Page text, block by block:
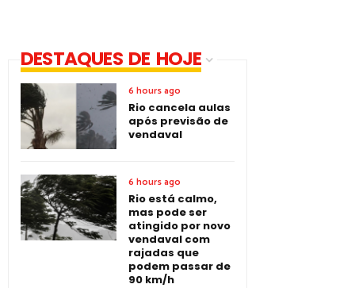
DESTAQUES DE HOJE
6 hours ago
Rio cancela aulas
após previsão de
vendaval
6 hours ago
Rio está calmo,
mas pode ser
atingido por novo
vendaval com
rajadas que
podem passar de
90 km/h